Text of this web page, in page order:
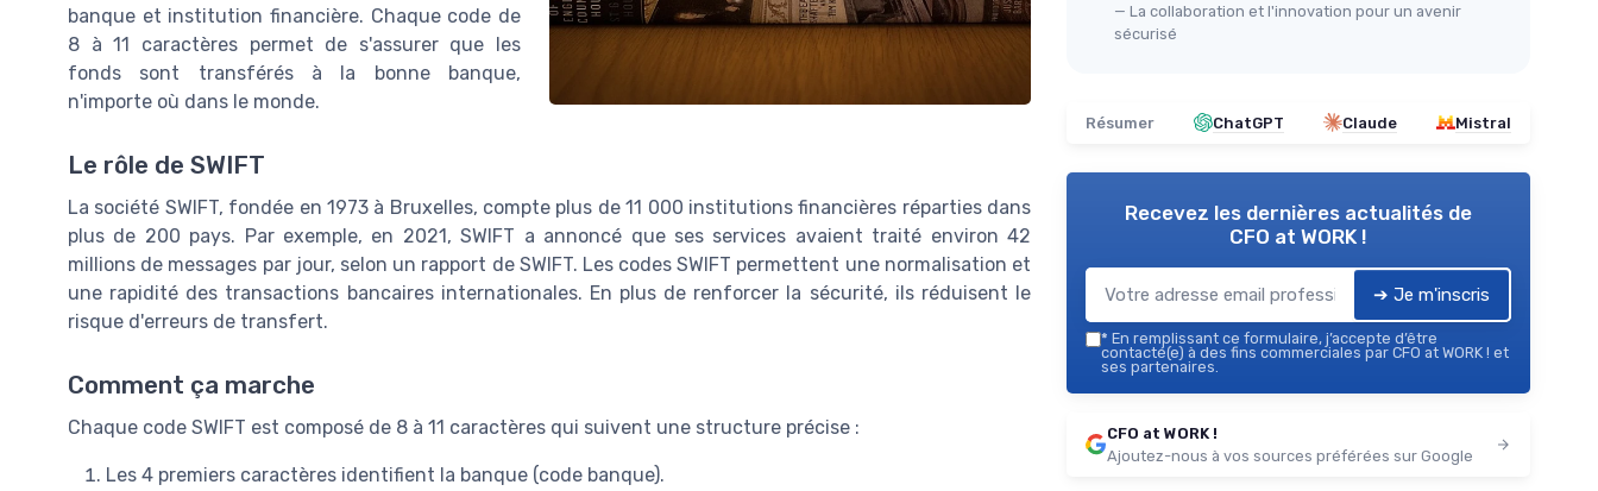
banque et institution financière. Chaque code de
8 à 11 caractères permet de s'assurer que les
fonds sont transférés à la bonne banque,
n'importe où dans le monde.
Le rôle de SWIFT
La société SWIFT, fondée en 1973 à Bruxelles, compte plus de 11 000 institutions financières réparties dans
plus de 200 pays. Par exemple, en 2021, SWIFT a annoncé que ses services avaient traité environ 42
millions de messages par jour, selon un rapport de SWIFT. Les codes SWIFT permettent une normalisation et
une rapidité des transactions bancaires internationales. En plus de renforcer la sécurité, ils réduisent le
risque d'erreurs de transfert.
Comment ça marche
Chaque code SWIFT est composé de 8 à 11 caractères qui suivent une structure précise :
Les 4 premiers caractères identifient la banque (code banque).
— La collaboration et l'innovation pour un avenir
sécurisé
Résumer ChatGPT Claude Mistral
Recevez les dernières actualités de
CFO at WORK !
➔ Je m'inscris
* En remplissant ce formulaire, j’accepte d’être
contacté(e) à des fins commerciales par CFO at WORK ! et
ses partenaires.
CFO at WORK !
Ajoutez-nous à vos sources préférées sur Google